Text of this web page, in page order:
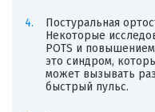
Постуральная
Некоторые
POTS и
это синдром,
может вызывать
быстрый пульс.